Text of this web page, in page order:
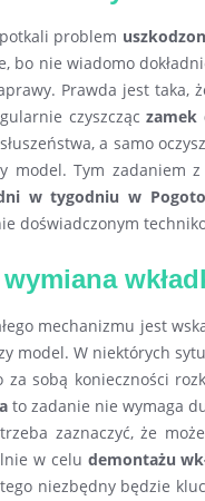
problem
bo nie wiadomo
Prawda jest taka,
czyszczączamek
a samo
model. Tym zadaniem
w tygodniu w
doświadczonym
mechanizmu jest
model. W niektórych
sobą konieczności
to zadanie nie wymaga
zaznaczyć, że
w celu demontażu
niezbędny będzie